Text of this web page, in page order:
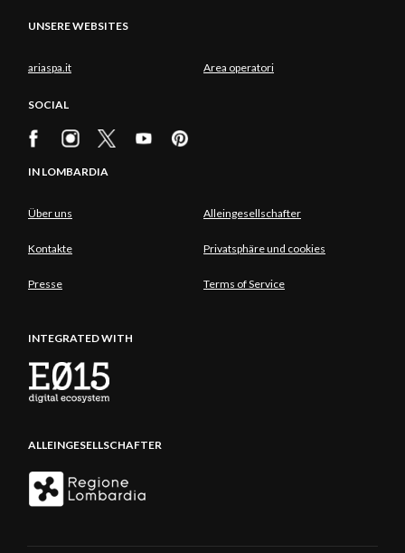
UNSERE WEBSITES
ariaspa.it Area operatori
SOCIAL
IN LOMBARDIA
Über uns Alleingesellschafter
Kontakte Privatsphäre und cookies
Presse Terms of Service
INTEGRATED WITH
ALLEINGESELLSCHAFTER